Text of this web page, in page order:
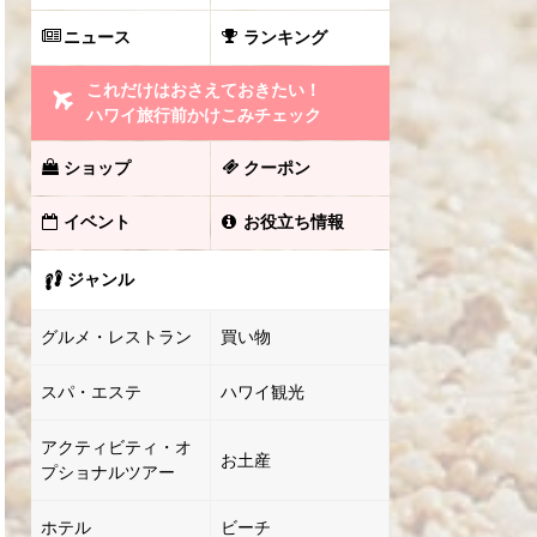
ニュース ランキング
これだけはおさえておきたい！
ハワイ旅行前かけこみチェック
ショップ クーポン
イベント お役立ち情報
ジャンル
グルメ・レストラン 買い物
スパ・エステ ハワイ観光
アクティビティ・オ
プショナルツアー
お土産
ホテル ビーチ